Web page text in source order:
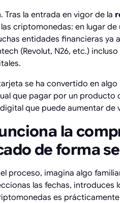
Tras la entrada en vigor de la
criptomonedas: en lugar de
entidades financieras
(Revolut, N26, etc.)
se ha convertido en
que pagar por un producto
que puede aumentar de
la
de forma
proceso, imagina algo
las fechas,
es